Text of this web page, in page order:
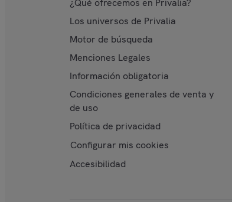
¿Qué ofrecemos en Privalia?
Los universos de Privalia
Motor de búsqueda
Menciones Legales
Información obligatoria
Condiciones generales de venta y
de uso
Política de privacidad
Configurar mis cookies
Accesibilidad